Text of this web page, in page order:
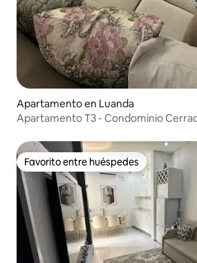
Apartamento en Luanda
Apartamento T3 - Condominio
Favorito entre huéspedes
Favorito entre huéspedes